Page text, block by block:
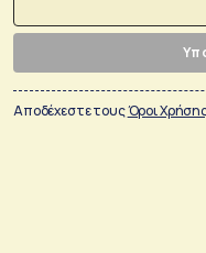
Αποδέχεστε τουςΌροι